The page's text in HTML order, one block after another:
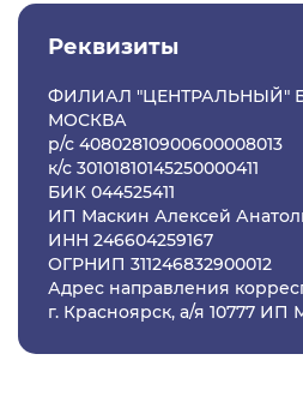
Реквизиты
ФИЛИАЛ "ЦЕНТРАЛЬНЫЙ"
МОСКВА
р/с 40802810900600008013
к/с 30101810145250000411
БИК 044525411
ИП Маскин Алексей
ИНН 246604259167
ОГРНИП 311246832900012
Адрес направления
г. Красноярск, а/я 10777 ИП